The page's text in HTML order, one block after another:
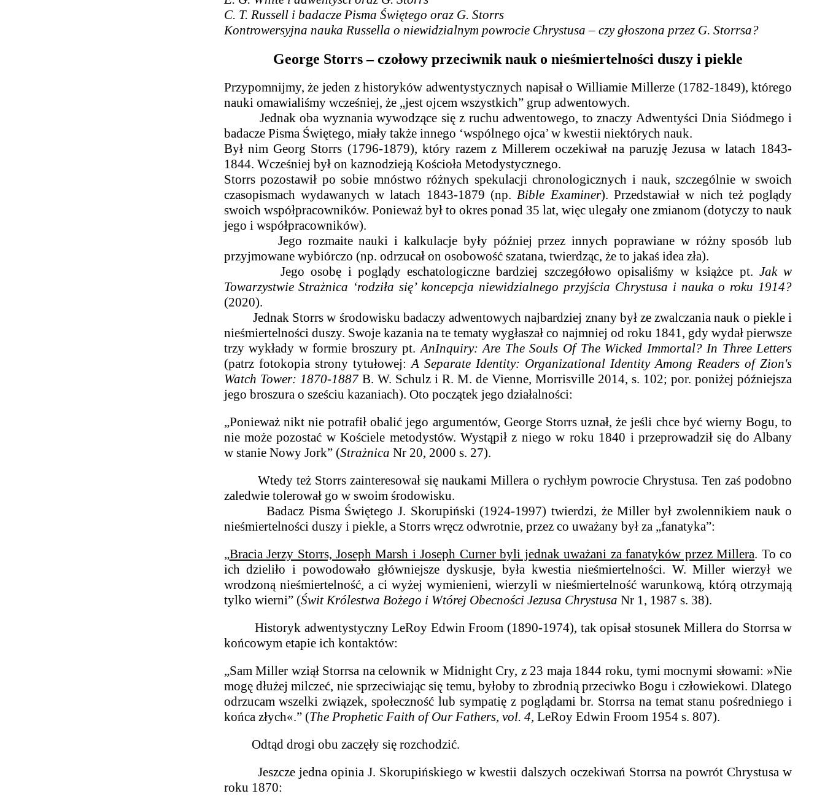
C. T. Russell i badacze Pisma Świętego oraz G. Storrs
Kontrowersyjna nauka Russella o niewidzialnym powrocie Chrystusa – czy głoszona przez G. Storrsa?
George Storrs – czołowy przeciwnik nauk o nieśmiertelności duszy i piekle
Przypomnijmy, że jeden z historyków adwentystycznych napisał o Williamie Millerze (1782-1849), którego
nauki omawialiśmy wcześniej, że „jest ojcem wszystkich” grup adwentowych.
Jednak oba wyznania wywodzące się z ruchu adwentowego, to znaczy Adwentyści Dnia Siódmego i
badacze Pisma Świętego, miały także innego ‘wspólnego ojca’ w kwestii niektórych nauk.
Był nim Georg Storrs (1796-1879), który razem z Millerem oczekiwał na paruzję Jezusa w latach 1843-
1844. Wcześniej był on kaznodzieją Kościoła Metodystycznego.
Storrs pozostawił po sobie mnóstwo różnych spekulacji chronologicznych i nauk, szczególnie w swoich
czasopismach wydawanych w latach 1843-1879 (np.Bible Examiner). Przedstawiał w nich też poglądy
swoich współpracowników. Ponieważ był to okres ponad 35 lat, więc ulegały one zmianom (dotyczy to nauk
jego i współpracowników).
Jego rozmaite nauki i kalkulacje były później przez innych poprawiane w różny sposób lub
przyjmowane wybiórczo (np. odrzucał on osobowość szatana, twierdząc, że to jakaś idea zła).
Jego osobę i poglądy eschatologiczne bardziej szczegółowo opisaliśmy w książce pt. Jak w
Towarzystwie Strażnica ‘rodziła się’ koncepcja niewidzialnego przyjścia Chrystusa i nauka o roku 1914?
(2020).
Jednak Storrs w środowisku badaczy adwentowych najbardziej znany był ze zwalczania nauk o piekle i
nieśmiertelności duszy. Swoje kazania na te tematy wygłaszał co najmniej od roku 1841, gdy wydał pierwsze
trzy wykłady w formie broszury pt.AnInquiry: Are The Souls Of The Wicked Immortal? In Three Letters
(patrz fotokopia strony tytułowej:A Separate Identity: Organizational Identity Among Readers of Zion's
Watch Tower: 1870-1887 B. W. Schulz i R. M. de Vienne, Morrisville 2014, s. 102; por. poniżej późniejsza
jego broszura o sześciu kazaniach). Oto początek jego działalności:
„Ponieważ nikt nie potrafił obalić jego argumentów, George Storrs uznał, że jeśli chce być wierny Bogu, to
nie może pozostać w Kościele metodystów. Wystąpił z niego w roku 1840 i przeprowadził się do Albany
w stanie Nowy Jork” (Strażnica Nr 20, 2000 s. 27).
Wtedy też Storrs zainteresował się naukami Millera o rychłym powrocie Chrystusa. Ten zaś podobno
zaledwie tolerował go w swoim środowisku.
Badacz Pisma Świętego J. Skorupiński (1924-1997) twierdzi, że Miller był zwolennikiem nauk o
nieśmiertelności duszy i piekle, a Storrs wręcz odwrotnie, przez co uważany był za „fanatyka”:
„Bracia Jerzy Storrs, Joseph Marsh i Joseph Curner byli jednak uważani za fanatyków przez Millera. To co
ich dzieliło i powodowało główniejsze dyskusje, była kwestia nieśmiertelności. W. Miller wierzył we
wrodzoną nieśmiertelność, a ci wyżej wymienieni, wierzyli w nieśmiertelność warunkową, którą otrzymają
tylko wierni” (Świt Królestwa Bożego i Wtórej Obecności Jezusa Chrystusa Nr 1, 1987 s. 38).
Historyk adwentystyczny LeRoy Edwin Froom (1890-1974), tak opisał stosunek Millera do Storrsa w
końcowym etapie ich kontaktów:
„Sam Miller wziął Storrsa na celownik w Midnight Cry, z 23 maja 1844 roku, tymi mocnymi słowami: »Nie
mogę dłużej milczeć, nie sprzeciwiając się temu, byłoby to zbrodnią przeciwko Bogu i człowiekowi. Dlatego
odrzucam wszelki związek, społeczność lub sympatię z poglądami br. Storrsa na temat stanu pośredniego i
końca złych«.” (The Prophetic Faith of Our Fathers, vol. 4, LeRoy Edwin Froom 1954 s. 807).
Odtąd drogi obu zaczęły się rozchodzić.
Jeszcze jedna opinia J. Skorupińskiego w kwestii dalszych oczekiwań Storrsa na powrót Chrystusa w
roku 1870: